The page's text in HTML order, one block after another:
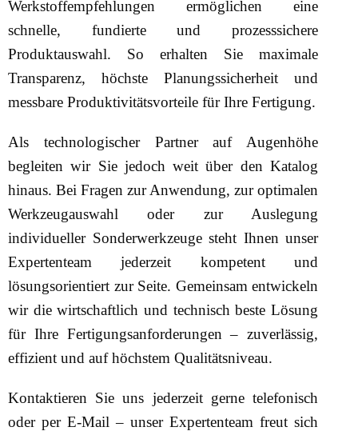
Werkstoffempfehlungen ermöglichen eine
schnelle, fundierte und prozesssichere
Produktauswahl. So erhalten Sie maximale
Transparenz, höchste Planungssicherheit und
messbare Produktivitätsvorteile für Ihre Fertigung.
Als technologischer Partner auf Augenhöhe
begleiten wir Sie jedoch weit über den Katalog
hinaus. Bei Fragen zur Anwendung, zur optimalen
Werkzeugauswahl oder zur Auslegung
individueller Sonderwerkzeuge steht Ihnen unser
Expertenteam jederzeit kompetent und
lösungsorientiert zur Seite. Gemeinsam entwickeln
wir die wirtschaftlich und technisch beste Lösung
für Ihre Fertigungsanforderungen – zuverlässig,
effizient und auf höchstem Qualitätsniveau.
Kontaktieren Sie uns jederzeit gerne telefonisch
oder per E-Mail – unser Expertenteam freut sich